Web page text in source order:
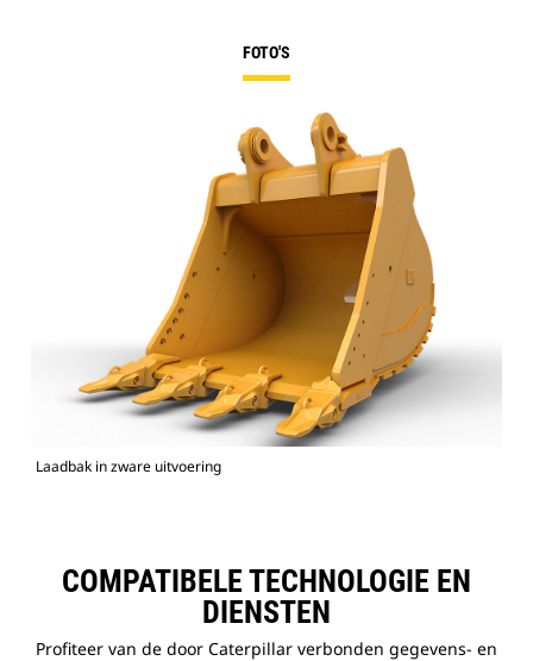
FOTO'S
Laadbak in zware uitvoering
COMPATIBELE TECHNOLOGIE EN
DIENSTEN
Profiteer van de door Caterpillar verbonden gegevens- en